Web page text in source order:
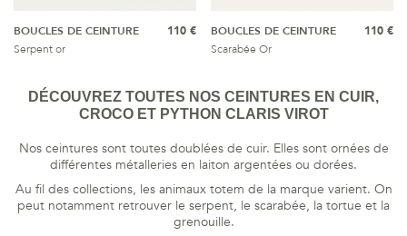
BOUCLES DE CEINTURE
Serpent or
110 €
BOUCLES DE CEINTURE
Scarabée Or
110 €
DÉCOUVREZ TOUTES NOS CEINTURES EN CUIR,
CROCO ET PYTHON CLARIS VIROT
Nos ceintures sont toutes doublées de cuir. Elles sont ornées de
différentes métalleries en laiton argentées ou dorées.
Au fil des collections, les animaux totem de la marque varient. On
peut notamment retrouver le serpent, le scarabée, la tortue et la
grenouille.